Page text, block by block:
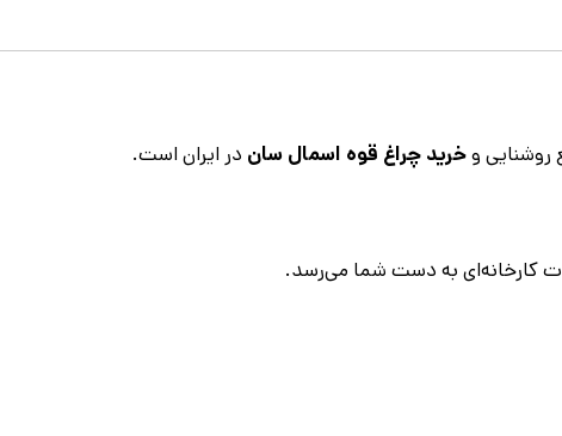
وخرید چراغ قوه اسمال سان در ایران است.
کارخانه‌ای به دست شما می‌رسد.